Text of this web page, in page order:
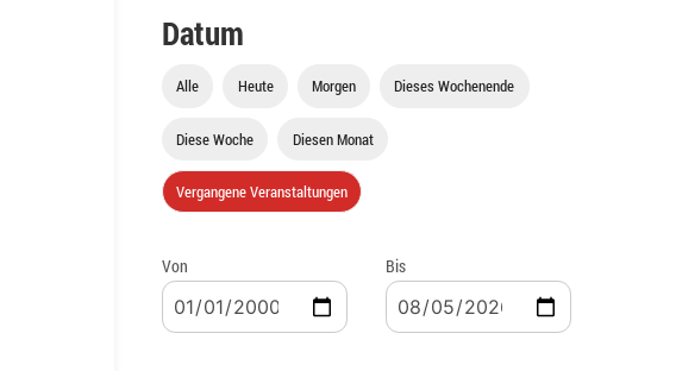
Datum
Alle Heute Morgen Dieses Wochenende
Diese Woche Diesen Monat
Vergangene Veranstaltungen
Von Bis